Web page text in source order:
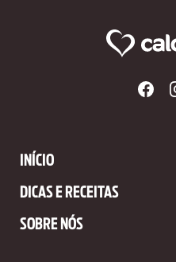
INÍCIO
DICAS E RECEITAS
SOBRE NÓS